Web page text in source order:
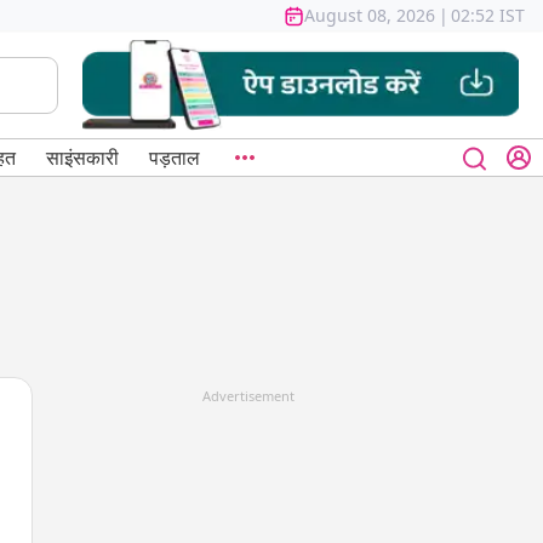
August 08, 2026 | 02:52 IST
साइंसकारी पड़ताल
Advertisement